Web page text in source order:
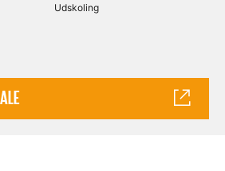
Udskoling